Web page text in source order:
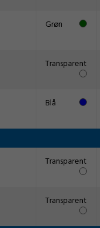
Grøn
Transparent
Blå
Transparent
Transparent